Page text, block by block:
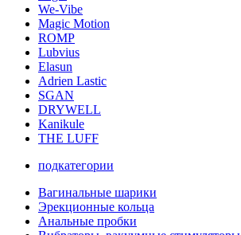
We-Vibe
Magic Motion
ROMP
Lubvius
Elasun
Adrien Lastic
SGAN
DRYWELL
Kanikule
THE LUFF
подкатегории
Вагинальные шарики
Эрекционные кольца
Анальные пробки